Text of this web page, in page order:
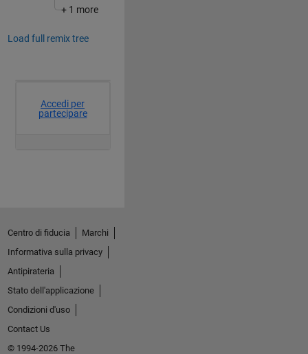
+ 1 more
Load full remix tree
Centro di fiducia
Marchi
Informativa sulla privacy
Antipirateria
Stato dell'applicazione
Condizioni d'uso
Contact Us
© 1994-2026 The